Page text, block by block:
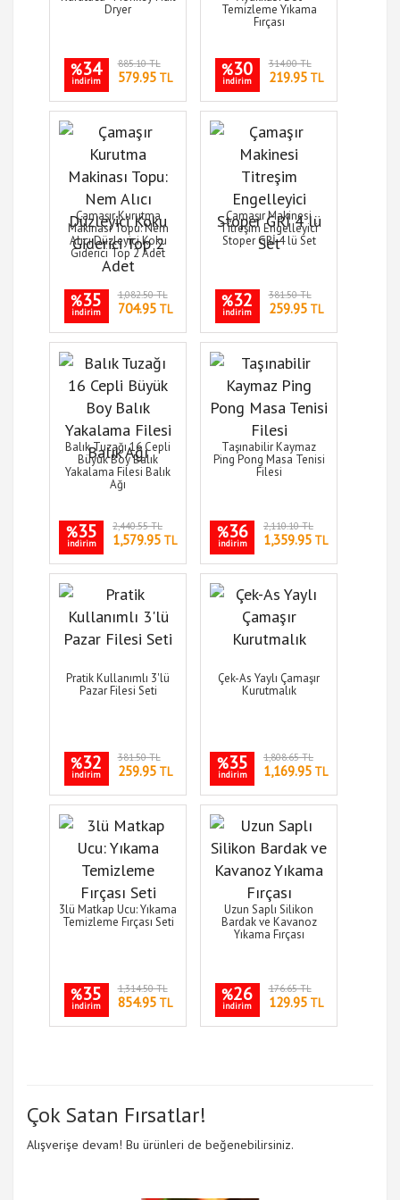
Dryer
%34
indirim
885.10 TL
579.95TL
Temizleme Yıkama
Fırçası
%30
indirim
314.00 TL
219.95TL
Çamaşır Kurutma
Makinası Topu: Nem
Alıcı Düzleyici Koku
Giderici Top 2 Adet
%35
indirim
1,082.50 TL
704.95TL
Çamaşır Makinesi
Titreşim Engelleyici
Stoper GRİ 4 lü Set
%32
indirim
381.50 TL
259.95TL
Balık Tuzağı 16 Cepli
Büyük Boy Balık
Yakalama Filesi Balık
Ağı
%35
indirim
2,440.55 TL
1,579.95 TL
Taşınabilir Kaymaz
Ping Pong Masa Tenisi
Filesi
%36
indirim
2,110.10 TL
1,359.95 TL
Pratik Kullanımlı 3'lü
Pazar Filesi Seti
%32
indirim
381.50 TL
259.95TL
Çek-As Yaylı Çamaşır
Kurutmalık
%35
indirim
1,808.65 TL
1,169.95 TL
3lü Matkap Ucu: Yıkama
Temizleme Fırçası Seti
%35
indirim
1,314.50 TL
854.95TL
Uzun Saplı Silikon
Bardak ve Kavanoz
Yıkama Fırçası
%26
indirim
176.65 TL
129.95TL
Çok Satan Fırsatlar!
Alışverişe devam! Bu ürünleri de beğenebilirsiniz.